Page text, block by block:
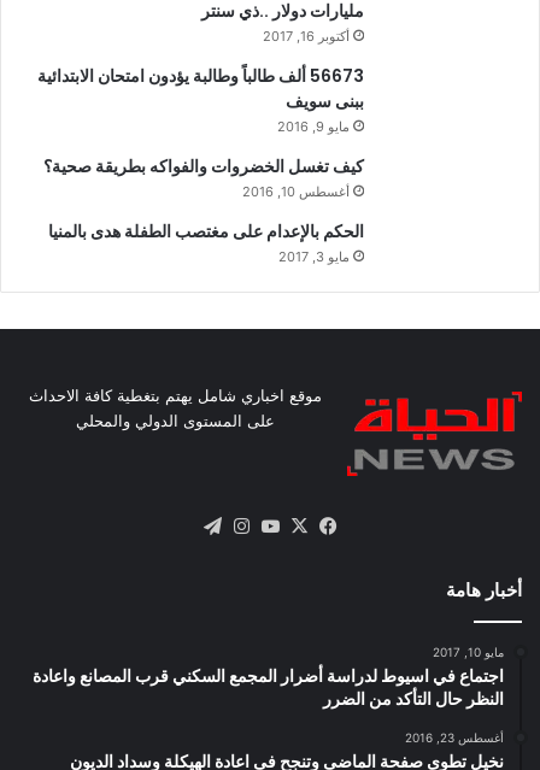
مليارات دولار ..ذي سنتر
أكتوبر 16, 2017
56673 ألف طالباً وطالبة يؤدون امتحان الابتدائية
ببنى سويف
مايو 9, 2016
كيف تغسل الخضروات والفواكه بطريقة صحية؟
أغسطس 10, 2016
الحكم بالإعدام على مغتصب الطفلة هدى بالمنيا
مايو 3, 2017
موقع اخباري شامل يهتم بتغطية كافة الاحداث
على المستوى الدولي والمحلي
فيسبوك
X يوتيوبانستقرام
أخبار هامة
مايو 10, 2017
اجتماع في اسيوط لدراسة أضرار المجمع السكني قرب المصانع واعادة
النظر حال التأكد من الضرر
أغسطس 23, 2016
نخيل تطوى صفحة الماضى وتنجح فى اعادة الهيكلة وسداد الديون